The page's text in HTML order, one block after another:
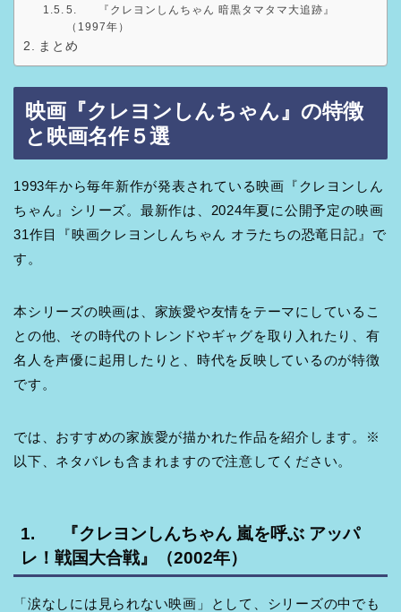
5. 『クレヨンしんちゃん 暗黒タマタマ大追跡』
（1997年）
まとめ
映画『クレヨンしんちゃん』の特徴
と映画名作５選
1993年から毎年新作が発表されている映画『クレヨンしん
ちゃん』シリーズ。最新作は、2024年夏に公開予定の映画
31作目『映画クレヨンしんちゃん オラたちの恐竜日記』で
す。
本シリーズの映画は、家族愛や友情をテーマにしているこ
との他、その時代のトレンドやギャグを取り入れたり、有
名人を声優に起用したりと、時代を反映しているのが特徴
です。
では、おすすめの家族愛が描かれた作品を紹介します。※
以下、ネタバレも含まれますので注意してください。
1. 『クレヨンしんちゃん 嵐を呼ぶ アッパ
レ！戦国大合戦』（2002年）
「涙なしには見られない映画」として、シリーズの中でも